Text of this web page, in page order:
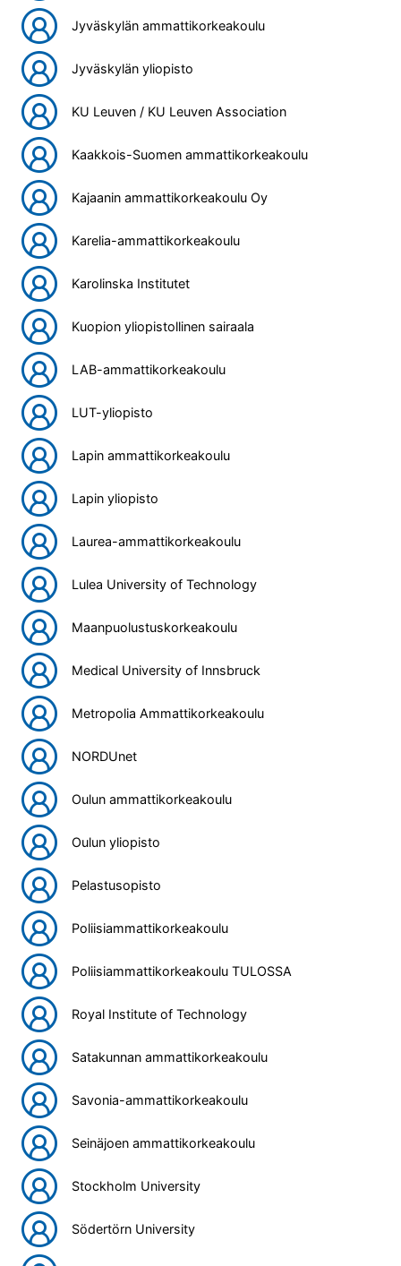
Jyväskylän ammattikorkeakoulu
Jyväskylän yliopisto
KU Leuven / KU Leuven Association
Kaakkois-Suomen ammattikorkeakoulu
Kajaanin ammattikorkeakoulu Oy
Karelia-ammattikorkeakoulu
Karolinska Institutet
Kuopion yliopistollinen sairaala
LAB-ammattikorkeakoulu
LUT-yliopisto
Lapin ammattikorkeakoulu
Lapin yliopisto
Laurea-ammattikorkeakoulu
Lulea University of Technology
Maanpuolustuskorkeakoulu
Medical University of Innsbruck
Metropolia Ammattikorkeakoulu
NORDUnet
Oulun ammattikorkeakoulu
Oulun yliopisto
Pelastusopisto
Poliisiammattikorkeakoulu
Poliisiammattikorkeakoulu TULOSSA
Royal Institute of Technology
Satakunnan ammattikorkeakoulu
Savonia-ammattikorkeakoulu
Seinäjoen ammattikorkeakoulu
Stockholm University
Södertörn University